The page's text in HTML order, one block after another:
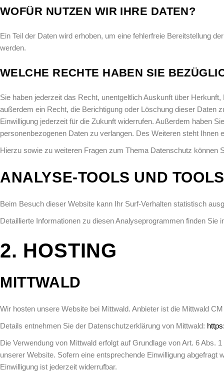
WOFÜR NUTZEN WIR IHRE DATEN?
Ein Teil der Daten wird erhoben, um eine fehlerfreie Bereitstellung
werden.
WELCHE RECHTE HABEN SIE
Sie haben jederzeit das Recht, unentgeltlich Auskunft über
außerdem ein Recht, die Berichtigung oder Löschung dieser Daten
Einwilligung jederzeit für die Zukunft widerrufen. Außerdem haben
personenbezogenen Daten zu verlangen. Des Weiteren steht
Hierzu sowie zu weiteren Fragen zum Thema Datenschutz können
ANALYSE-TOOLS UND
Beim Besuch dieser Website kann Ihr Surf-Verhalten statistisch
Detaillierte Informationen zu diesen Analyseprogrammen finden Sie
2. HOSTING
MITTWALD
Wir hosten unsere Website bei Mittwald. Anbieter ist die Mittwald
Details entnehmen Sie der Datenschutzerklärung von Mittwald:
Die Verwendung von Mittwald erfolgt auf Grundlage von Art. 6
unserer Website. Sofern eine entsprechende Einwilligung
Einwilligung ist jederzeit widerrufbar.